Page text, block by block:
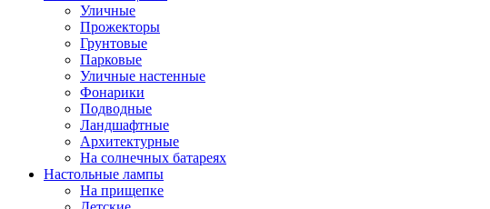
Уличные
Прожекторы
Грунтовые
Парковые
Уличные настенные
Фонарики
Подводные
Ландшафтные
Архитектурные
На солнечных батареях
Настольные лампы
На прищепке